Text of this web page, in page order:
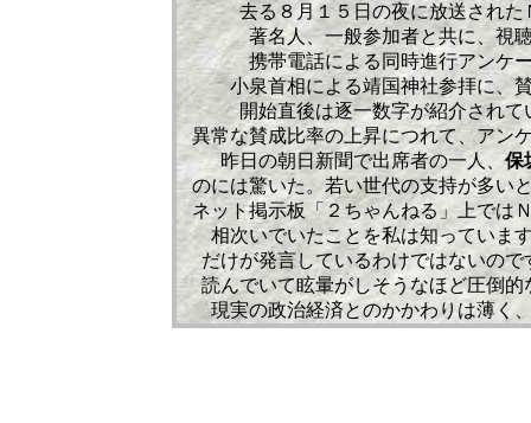
去る８月１５日の夜に放送され
著名人、一般参加者と共に、視
携帯電話による同時進行アンケ
小泉首相による靖国神社参拝に、
開始直後は逐一数字が紹介され
異常な賛成比率の上昇につれて、アン
昨日の朝日新聞で出席者の一人、保
のには驚いた。若い世代の支持が多い
ネット掲示板「２ちゃんねる」上では
相次いでいたことを私は知っていま
だけが発言しているわけではないの
読んでいて眩暈がしそうなほど圧倒
現実の政治経済とのかかわりは薄く